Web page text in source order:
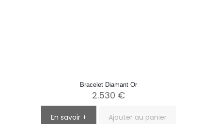
Bracelet Diamant Or
2.530 €
En savoir + Ajouter au panier